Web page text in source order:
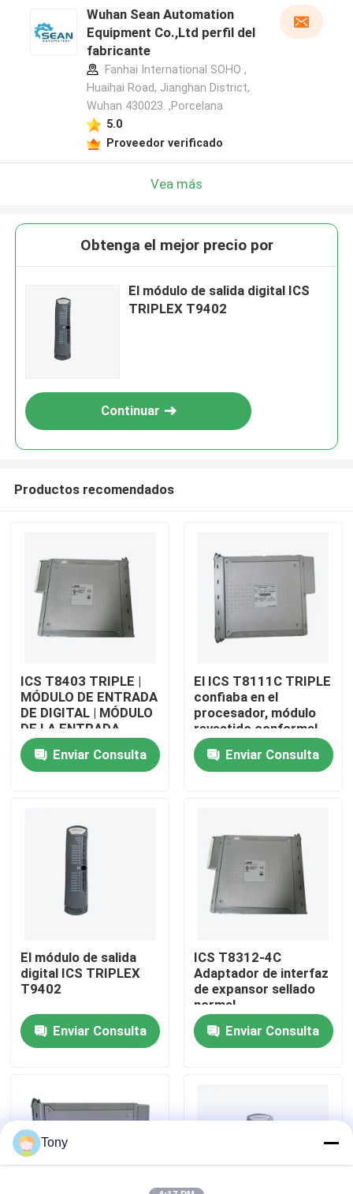
En casa
Sobre nosotros
Recorrido por la fábrica
Contacta con nosotros
Solicitar una cita
Módulo del PLC de Allen Bradley
Módulo de control por control automático ABB
Wuhan Sean Automation
Equipment Co.,Ltd perfil del
fabricante
Fanhai International SOHO ,
Huaihai Road, Jianghan District,
Wuhan 430023. ,Porcelana
5.0
Proveedor verificado
Vea más
Obtenga el mejor precio por
El módulo de salida digital ICS
TRIPLEX T9402
Continuar
Productos recomendados
ICS T8403 TRIPLE |
MÓDULO DE ENTRADA
DE DIGITAL | MÓDULO
DE LA ENTRADA-
SALIDA DEL PLC
NUEVO EN
EXISTENCIA
Enviar Consulta
El ICS T8111C TRIPLE
confiaba en el
procesador, módulo
revestido conformal
Enviar Consulta
El módulo de salida
digital ICS TRIPLEX
T9402
Enviar Consulta
ICS T8312-4C
Adaptador de interfaz
de expansor sellado
normal
Enviar Consulta
Tony